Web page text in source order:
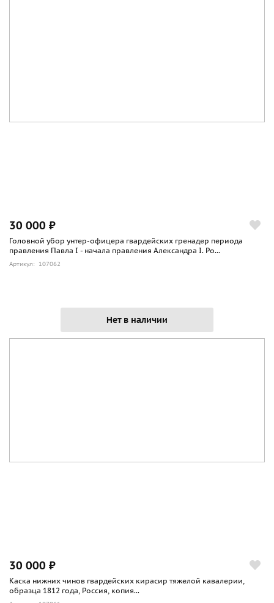
30 000 ₽
Головной убор унтер-офицера гвардейских гренадер периода
правления Павла I - начала правления Александра I. Ро...
Артикул: 107062
Нет в наличии
30 000 ₽
Каска нижних чинов гвардейских кирасир тяжелой кавалерии,
образца 1812 года, Россия, копия...